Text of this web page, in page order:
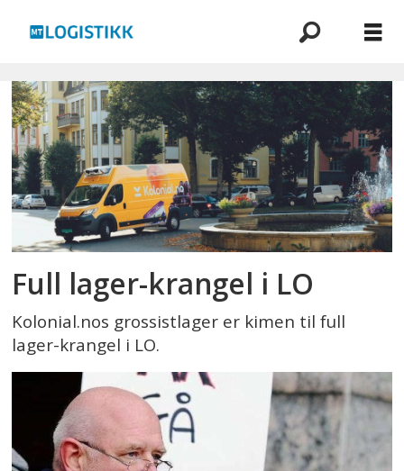
Emne:
ntf
Full lager-krangel i LO
Kolonial.nos grossistlager er kimen til full
lager-krangel i LO.